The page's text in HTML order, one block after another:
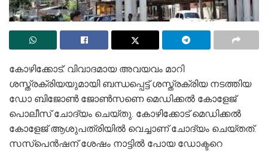
കോഴിക്കോട്: വിവാദമായ അവയവം മാറി
ശസ്ത്രക്രിയയുമായി ബന്ധപ്പെട്ട് ശസ്ത്രക്രിയ നടത്തിയ
ഡോ ബിജോൺ ജോൺസണെ മെഡിക്കൽ കോളേജ്
പൊലീസ് ചോദ്യം ചെയ്തു. കോഴിക്കോട് മെഡിക്കൽ
കോളേജ് ആശുപത്രിയിൽ വെച്ചാണ് ചോദ്യം ചെയ്തത്.
സസ്പെൻഷന് ശേഷം നാട്ടിൽ പോയ ഡോക്ടറെ